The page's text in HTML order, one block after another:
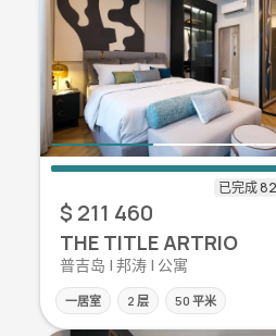
$ 211 460
THE TITLE ARTRIO
普吉岛 | 邦涛 | 公寓
一居室 2 层 50 平米